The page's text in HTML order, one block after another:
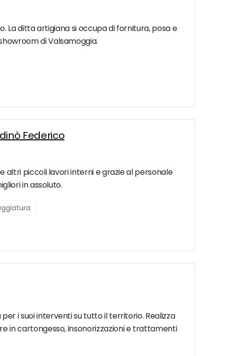
La ditta artigiana si occupa di fornitura, posa e
di Valsamoggia.
Federico
altri piccoli lavori interni e grazie al personale
in assoluto.
i suoi interventi su tutto il territorio. Realizza
in cartongesso, insonorizzazioni e trattamenti